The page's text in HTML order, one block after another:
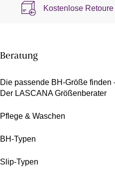
Kostenlose Retoure
Beratung
Die passende BH-Größe finden
Der LASCANA Größenberater
Pflege & Waschen
BH-Typen
Slip-Typen